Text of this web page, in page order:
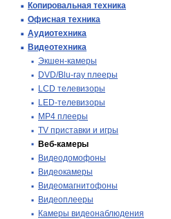
Копировальная техника
Офисная техника
Аудиотехника
Видеотехника
Экшен-камеры
DVD/Blu-ray плееры
LCD телевизоры
LED-телевизоры
MP4 плееры
TV приставки и игры
Веб-камеры
Видеодомофоны
Видеокамеры
Видеомагнитофоны
Видеоплееры
Камеры видеонаблюдения